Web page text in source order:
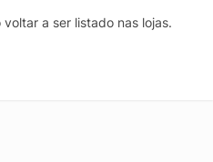
a ser listado nas lojas.